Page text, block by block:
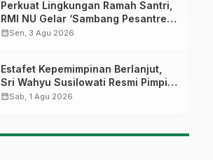
Perkuat Lingkungan Ramah Santri,
RMI NU Gelar ‘Sambang Pesantren’
di Pati
calendar_monthSen, 3 Agu 2026
Estafet Kepemimpinan Berlanjut,
Sri Wahyu Susilowati Resmi Pimpin
MTs Ma’arif Sapuran
calendar_monthSab, 1 Agu 2026